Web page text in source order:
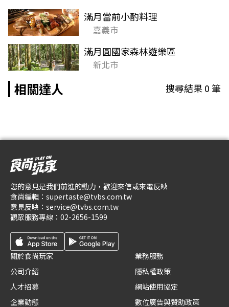
滿月當前小酌料理
嘉義市
滿月圓國家森林遊樂區
新北市
相關達人 搜尋結果0筆
您的意見是我們前進的動力，歡迎來信或來電反映
食尚編輯： supertaste@tvbs.com.tw
意見反映： service@tvbs.com.tw
觀眾服務專線： 02-2656-1599
關於食尚玩家
公司介紹
人才招募
企業動態
業務服務
隱私權政策
網站使用協定
數位廣告與贊助政策